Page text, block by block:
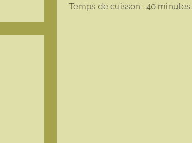
Temps de cuisson : 40 minutes.